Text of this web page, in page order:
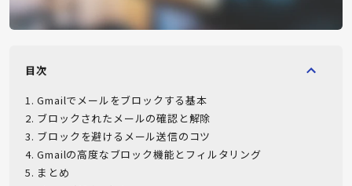
目次
1.Gmailでメールをブロックする基本
2. ブロックされたメールの確認と解除
3. ブロックを避けるメール送信のコツ
4.Gmailの高度なブロック機能とフィルタリング
5. まとめ